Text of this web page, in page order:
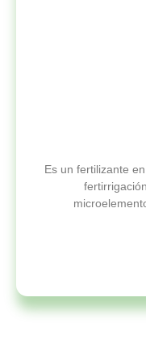
Es un fertilizante